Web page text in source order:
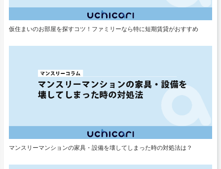
仮住まいのお部屋を探すコツ！ファミリーなら特に短期賃貸がおすすめ
マンスリーマンションの家具・設備を壊してしまった時の対処法は？